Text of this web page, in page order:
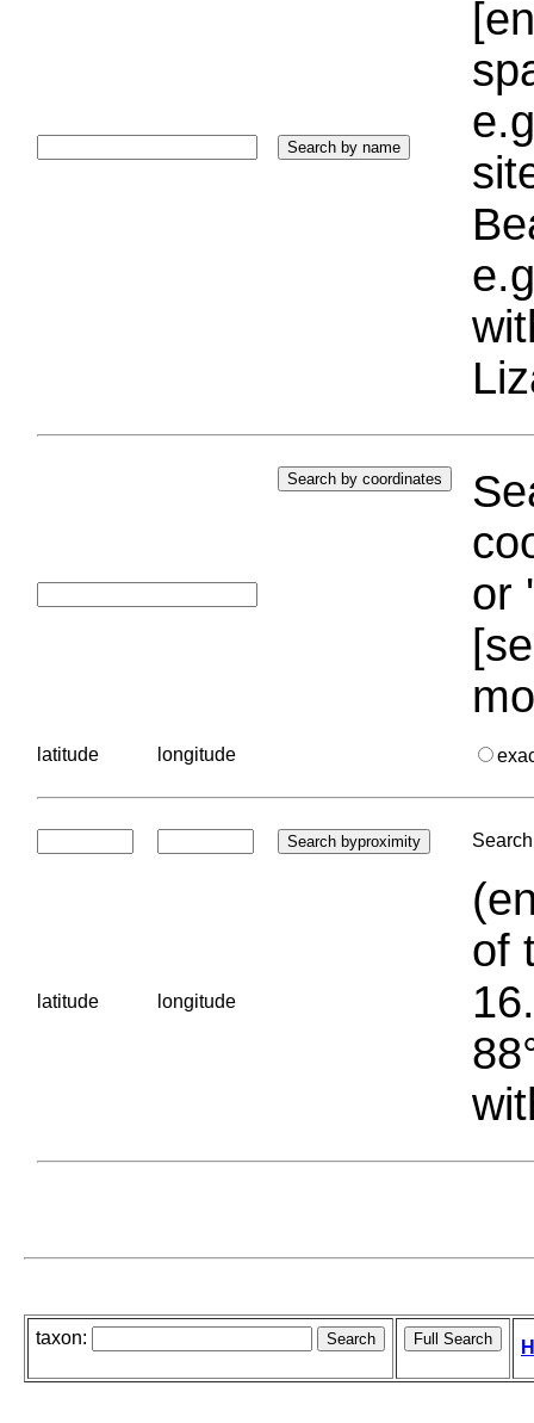
or
latitude longitude
latitude longitude
of
taxon: